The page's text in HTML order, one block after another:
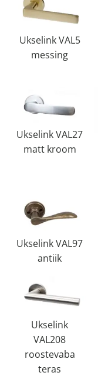
Ukselink VAL5
messing
Ukselink VAL27
matt kroom
Ukselink VAL97
antiik
Ukselink
VAL208
roostevaba
teras